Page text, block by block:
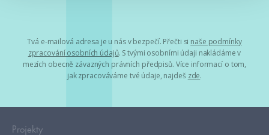
Tvá e-mailová adresa je u nás v bezpečí. Přečti si naše podmínky
zpracování osobních údajů. S tvými osobními údaji nakládáme v
mezích obecně závazných právních předpisů. Více informací o tom,
jak zpracováváme tvé údaje, najdeš zde.
Projekty